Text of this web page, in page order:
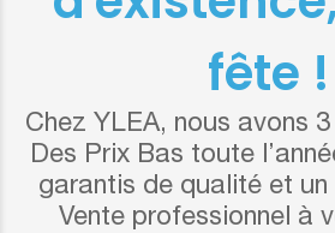
fête !
Chez YLEA, nous avons
Des Prix Bas toute
garantis de qualité et un
Vente professionnel à